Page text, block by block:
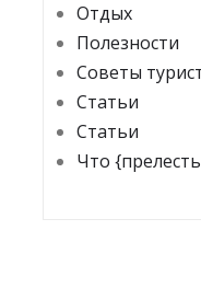
Отдых
Полезности
Советы
Статьи
Статьи
Что